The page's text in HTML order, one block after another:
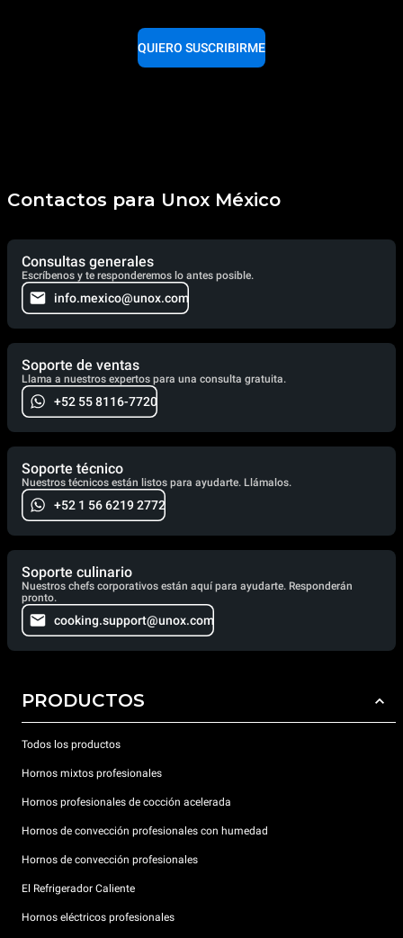
QUIERO SUSCRIBIRME
Contactos para Unox México
Consultas generales
Escríbenos y te responderemos lo antes posible.
info.mexico@unox.com
Soporte de ventas
Llama a nuestros expertos para una consulta gratuita.
+52 55 8116-7720
Soporte técnico
Nuestros técnicos están listos para ayudarte. Llámalos.
+52 1 56 6219 2772
Soporte culinario
Nuestros chefs corporativos están aquí para ayudarte. Responderán
pronto.
cooking.support@unox.com
PRODUCTOS
Todos los productos
Hornos mixtos profesionales
Hornos profesionales de cocción acelerada
Hornos de convección profesionales con humedad
Hornos de convección profesionales
El Refrigerador Caliente
Hornos eléctricos profesionales